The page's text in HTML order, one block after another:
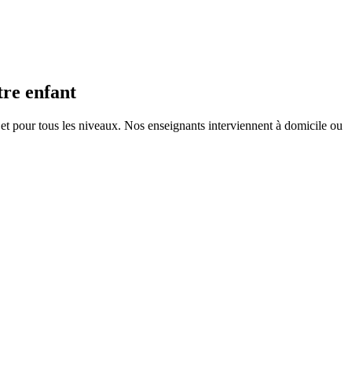
enfant
pour tous les niveaux. Nos enseignants interviennent à domicile ou